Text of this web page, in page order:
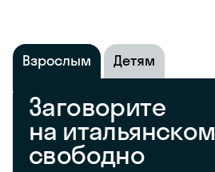
Взрослым Детям
Заговорите
на итальянском
свободно